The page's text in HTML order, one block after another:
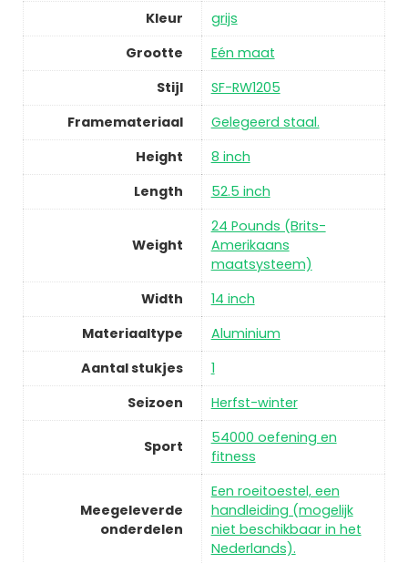
Kleur
grijs
Grootte
Eén maat
Stijl
SF-RW1205
Framemateriaal
Gelegeerd staal.
Height
8 inch
Length
52.5 inch
Weight
24 Pounds (Brits-
Amerikaans
maatsysteem)
Width
14 inch
Materiaaltype
Aluminium
Aantal stukjes
1
Seizoen
Herfst-winter
Sport
54000 oefening en
fitness
Meegeleverde
onderdelen
Een roeitoestel, een
handleiding (mogelijk
niet beschikbaar in het
Nederlands).